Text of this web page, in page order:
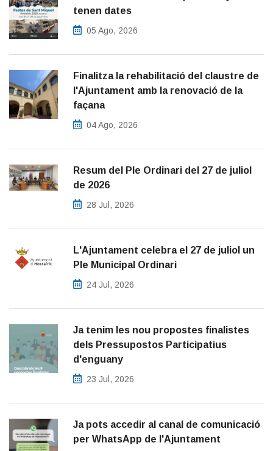
tenen dates
05 Ago, 2026
Finalitza la rehabilitació del claustre de
l'Ajuntament amb la renovació de la
façana
04 Ago, 2026
Resum del Ple Ordinari del 27 de juliol
de 2026
28 Jul, 2026
L'Ajuntament celebra el 27 de juliol un
Ple Municipal Ordinari
24 Jul, 2026
Ja tenim les nou propostes finalistes
dels Pressupostos Participatius
d'enguany
23 Jul, 2026
Ja pots accedir al canal de comunicació
per WhatsApp de l'Ajuntament